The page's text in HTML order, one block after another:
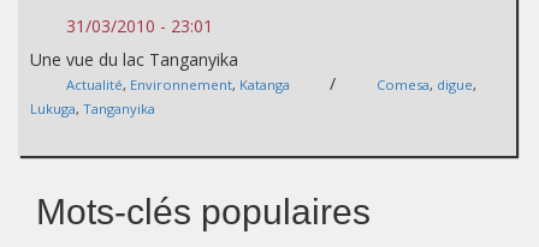
31/03/2010 - 23:01
Une vue du lac Tanganyika
Actualité, Environnement, Katanga / Comesa, digue,
Lukuga, Tanganyika
Mots-clés populaires